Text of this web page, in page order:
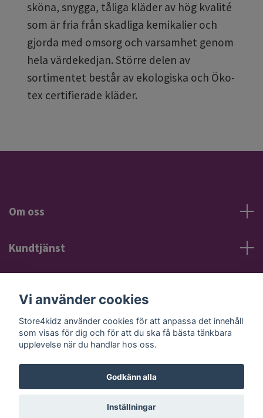
sköna, snygga, tåliga kläder av hög kvalité
som är fria från skadliga kemikalier och
gjorda med omsorg och varsamhet genom
hela värdekedjan. Större delen av
sortimentet består av ekologiska och Öko-
tex certifierade kläder.
Om oss
Kundtjänst
Sociala medier
© 2026 Store4kidzPowered by Quickbutik
Vi använder cookies
Store4kidz använder cookies för att anpassa det innehåll
som visas för dig och för att du ska få bästa tänkbara
upplevelse när du handlar hos oss.
Godkänn alla
Inställningar